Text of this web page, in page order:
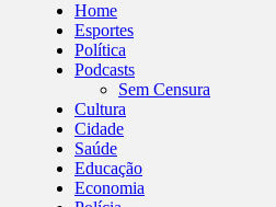
Home
Esportes
Política
Podcasts
Sem Censura
Cultura
Cidade
Saúde
Educação
Economia